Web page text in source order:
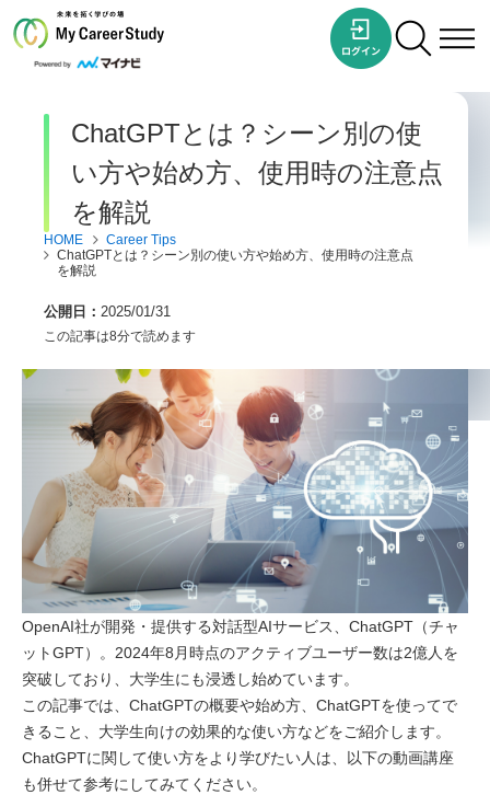
ChatGPTとは？シーン別の使
い方や始め方、使用時の注意点
を解説
HOME
Career Tips
ChatGPTとは？シーン別の使い方や始め方、使用時の注意点
を解説
公開日 2025/01/31
この記事は8分で読めます
OpenAI社が開発・提供する対話型AIサービス、ChatGPT（チャ
ットGPT）。2024年8月時点のアクティブユーザー数は2億人を
突破しており、大学生にも浸透し始めています。
この記事では、ChatGPTの概要や始め方、ChatGPTを使ってで
きること、大学生向けの効果的な使い方などをご紹介します。
ChatGPTに関して使い方をより学びたい人は、以下の動画講座
も併せて参考にしてみてください。